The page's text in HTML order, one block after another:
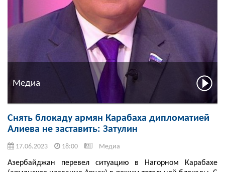
Медиа
Снять блокаду армян Карабаха дипломатией
Алиева не заставить: Затулин
17.06.2023 18:00 Медиа
Азербайджан перевел ситуацию в Нагорном Карабахе